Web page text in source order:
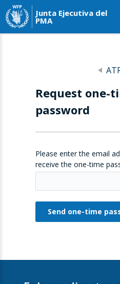
Junta Ejecutiva del
PMA
Request one-
password
Please enter the email
receive the one-time